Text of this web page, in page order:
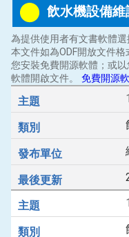
飲水機設備
為提供使用者有文書軟體選
本文件如為ODF開放文件格
您安裝免費開源軟體；或
軟體開啟文件。 免費開源